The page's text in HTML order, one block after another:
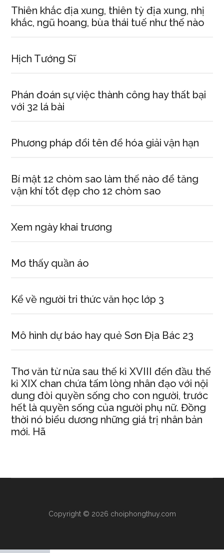
Thiên khắc địa xung, thiên tỳ địa xung, nhị
khắc, ngũ hoang, bùa thái tuế như thế nào
Hịch Tướng Sĩ
Phán đoán sự việc thành công hay thất bại
với 32 lá bài
Phương pháp đổi tên để hóa giải vận hạn
Bí mật 12 chòm sao làm thế nào để tăng
vận khí tốt đẹp cho 12 chòm sao
Xem ngày khai trương
Mơ thấy quần áo
Kể về người tri thức văn học lớp 3
Mô hình dự báo hay quẻ Sơn Địa Bác 23
Thơ văn từ nửa sau thế kỉ XVIII đến đầu thế
kỉ XIX chan chứa tấm lòng nhân đạo với nội
dung đòi quyền sống cho con người, trước
hết là quyền sống của người phụ nữ. Đồng
thời nó biểu dương những giá trị nhân bản
mới. Hã
Copyright © 2026 choiphongthuy.com